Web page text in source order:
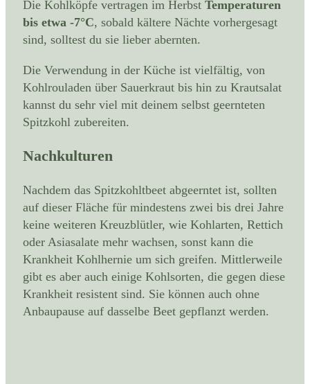
Die Kohlköpfe vertragen im Herbst Temperaturen
bis etwa -7°C, sobald kältere Nächte vorhergesagt
sind, solltest du sie lieber abernten.
Die Verwendung in der Küche ist vielfältig, von
Kohlrouladen über Sauerkraut bis hin zu Krautsalat
kannst du sehr viel mit deinem selbst geernteten
Spitzkohl zubereiten.
Nachkulturen
Nachdem das Spitzkohltbeet abgeerntet ist, sollten
auf dieser Fläche für mindestens zwei bis drei Jahre
keine weiteren Kreuzblütler, wie Kohlarten, Rettich
oder Asiasalate mehr wachsen, sonst kann die
Krankheit Kohlhernie um sich greifen. Mittlerweile
gibt es aber auch einige Kohlsorten, die gegen diese
Krankheit resistent sind. Sie können auch ohne
Anbaupause auf dasselbe Beet gepflanzt werden.